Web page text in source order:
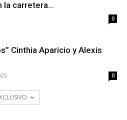
la carretera...
0
Cinthia Aparicio y Alexis
0